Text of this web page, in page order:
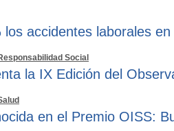
accidentes laborales en
Social
la IX Edición del
en el Premio OISS: